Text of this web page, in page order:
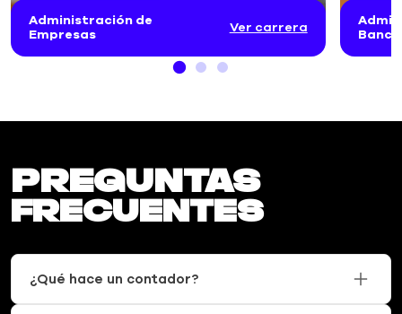
Administración de
Empresas
Ver carrera
Preguntas
frecuentes
¿Qué hace un contador?